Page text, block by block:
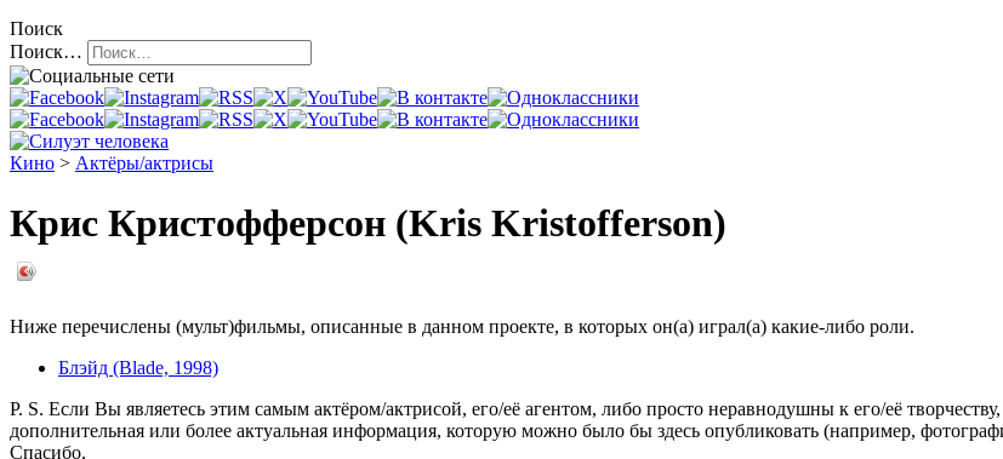
Поиск
Поиск…
Кино > Актёры/актрисы
Крис Кристофферсон (Kris Kristofferson)
Ниже перечислены (мульт)фильмы, описанные в данном проекте, в которых он(а) играл(а) какие-либо роли.
Блэйд (Blade, 1998)
P. S. Если Вы являетесь этим самым актёром/актрисой, его/её агентом, либо просто неравнодушны к его/её
дополнительная или более актуальная информация, которую можно было бы здесь опубликовать (например,
Спасибо.